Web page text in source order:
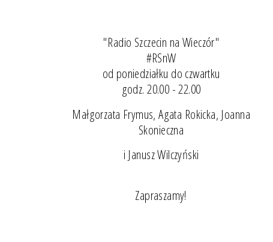
"Radio Szczecin na Wieczór"
#RSnW
od poniedziałku do czwartku
godz. 20.00 - 22.00
Małgorzata Frymus, Agata Rokicka, Joanna
Skonieczna
i Janusz Wilczyński
Zapraszamy!